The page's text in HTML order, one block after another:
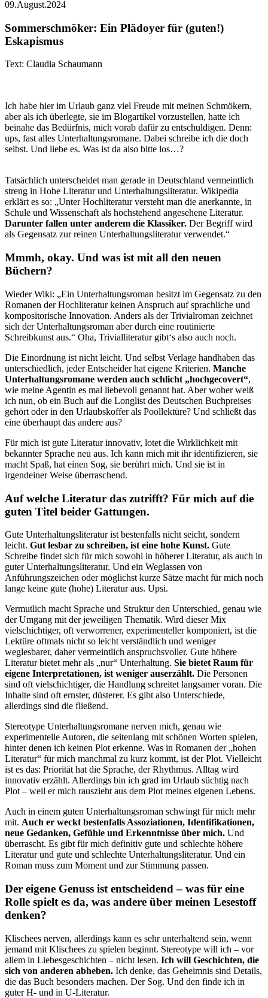
09.August.2024
Sommerschmöker: Ein Plädoyer für (guten!)
Eskapismus
Text: Claudia Schaumann
Ich habe hier im Urlaub ganz viel Freude mit meinen Schmökern,
aber als ich überlegte, sie im Blogartikel vorzustellen, hatte ich
beinahe das Bedürfnis, mich vorab dafür zu entschuldigen. Denn:
ups, fast alles Unterhaltungsromane. Dabei schreibe ich die doch
selbst. Und liebe es. Was ist da also bitte los…?
Tatsächlich unterscheidet man gerade in Deutschland vermeintlich
streng in Hohe Literatur und Unterhaltungsliteratur. Wikipedia
erklärt es so: „Unter Hochliteratur versteht man die anerkannte, in
Schule und Wissenschaft als hochstehend angesehene Literatur.
Darunter fallen unter anderem die Klassiker. Der Begriff wird
als Gegensatz zur reinen Unterhaltungsliteratur verwendet.“
Mmmh, okay. Und was ist mit all den neuen
Büchern?
Wieder Wiki: „Ein Unterhaltungsroman besitzt im Gegensatz zu den
Romanen der Hochliteratur keinen Anspruch auf sprachliche und
kompositorische Innovation. Anders als der Trivialroman zeichnet
sich der Unterhaltungsroman aber durch eine routinierte
Schreibkunst aus.“ Oha, Trivialliteratur gibt‘s also auch noch.
Die Einordnung ist nicht leicht. Und selbst Verlage handhaben das
unterschiedlich, jeder Entscheider hat eigene Kriterien. Manche
Unterhaltungsromane werden auch schlicht „hochgecovert“,
wie meine Agentin es mal liebevoll genannt hat. Aber woher weiß
ich nun, ob ein Buch auf die Longlist des Deutschen Buchpreises
gehört oder in den Urlaubskoffer als Poollektüre? Und schließt das
eine überhaupt das andere aus?
Für mich ist gute Literatur innovativ, lotet die Wirklichkeit mit
bekannter Sprache neu aus. Ich kann mich mit ihr identifizieren, sie
macht Spaß, hat einen Sog, sie berührt mich. Und sie ist in
irgendeiner Weise überraschend.
Auf welche Literatur das zutrifft? Für mich auf die
guten Titel beider Gattungen.
Gute Unterhaltungsliteratur ist bestenfalls nicht seicht, sondern
leicht. Gut lesbar zu schreiben, ist eine hohe Kunst. Gute
Schreibe findet sich für mich sowohl in höherer Literatur, als auch in
guter Unterhaltungsliteratur. Und ein Weglassen von
Anführungszeichen oder möglichst kurze Sätze macht für mich noch
lange keine gute (hohe) Literatur aus. Upsi.
Vermutlich macht Sprache und Struktur den Unterschied, genau wie
der Umgang mit der jeweiligen Thematik. Wird dieser Mix
vielschichtiger, oft verworrener, experimenteller komponiert, ist die
Lektüre oftmals nicht so leicht verständlich und weniger
weglesbarer, daher vermeintlich anspruchsvoller. Gute höhere
Literatur bietet mehr als „nur“ Unterhaltung. Sie bietet Raum für
eigene Interpretationen, ist weniger auserzählt. Die Personen
sind oft vielschichtiger, die Handlung schreitet langsamer voran. Die
Inhalte sind oft ernster, düsterer. Es gibt also Unterschiede,
allerdings sind die fließend.
Stereotype Unterhaltungsromane nerven mich, genau wie
experimentelle Autoren, die seitenlang mit schönen Worten spielen,
hinter denen ich keinen Plot erkenne. Was in Romanen der „hohen
Literatur“ für mich manchmal zu kurz kommt, ist der Plot. Vielleicht
ist es das: Priorität hat die Sprache, der Rhythmus. Alltag wird
innovativ erzählt. Allerdings bin ich grad im Urlaub süchtig nach
Plot – weil er mich rauszieht aus dem Plot meines eigenen Lebens.
Auch in einem guten Unterhaltungsroman schwingt für mich mehr
mit. Auch er weckt bestenfalls Assoziationen, Identifikationen,
neue Gedanken, Gefühle und Erkenntnisse über mich. Und
überrascht. Es gibt für mich definitiv gute und schlechte höhere
Literatur und gute und schlechte Unterhaltungsliteratur. Und ein
Roman muss zum Moment und zur Stimmung passen.
Der eigene Genuss ist entscheidend – was für eine
Rolle spielt es da, was andere über meinen Lesestoff
denken?
Klischees nerven, allerdings kann es sehr unterhaltend sein, wenn
jemand mit Klischees zu spielen beginnt. Stereotype will ich – vor
allem in Liebesgeschichten – nicht lesen. Ich will Geschichten, die
sich von anderen abheben. Ich denke, das Geheimnis sind Details,
die das Buch besonders machen. Der Sog. Und den finde ich in
guter H- und in U-Literatur.